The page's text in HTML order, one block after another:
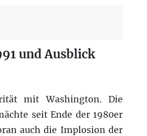
und Ausblick
mit Washington. Die
seit Ende der 1980er
auch die Implosion der